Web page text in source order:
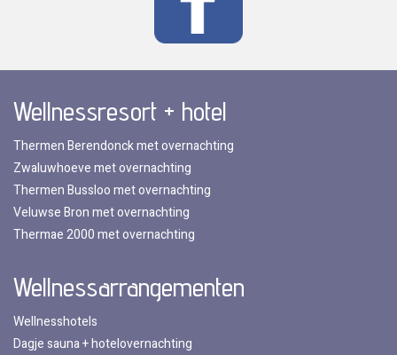
Wellnessresort + hotel
Thermen Berendonck met overnachting
Zwaluwhoeve met overnachting
Thermen Bussloo met overnachting
Veluwse Bron met overnachting
Thermae 2000 met overnachting
Wellnessarrangementen
Wellnesshotels
Dagje sauna + hotelovernachting